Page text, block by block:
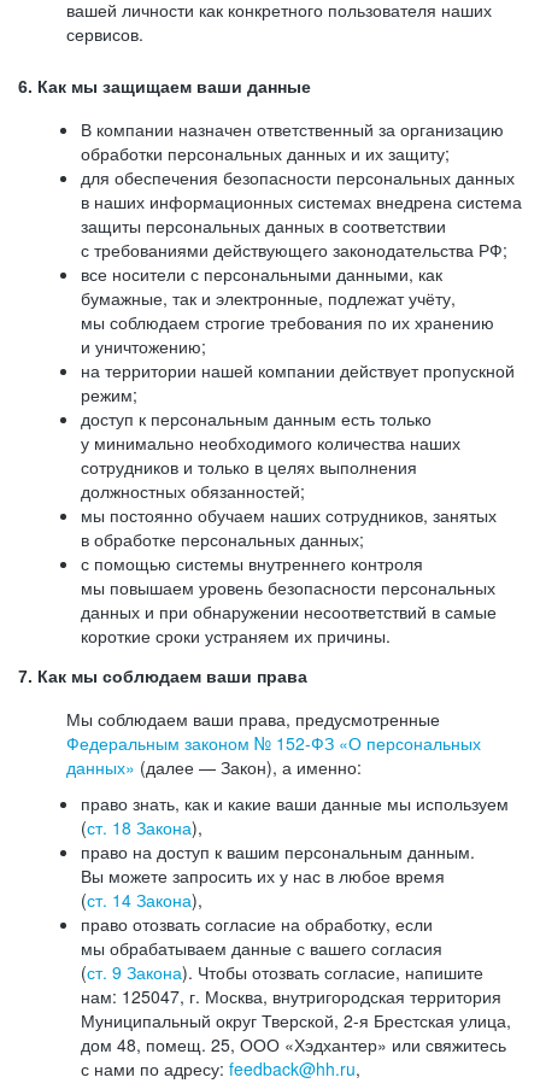
вашей личности как конкретного пользователя наших
сервисов.
6. Как мы защищаем ваши данные
В компании назначен ответственный за организацию
обработки персональных данных и их защиту;
для обеспечения безопасности персональных данных
в наших информационных системах внедрена система
защиты персональных данных в соответствии
с требованиями действующего законодательства РФ;
все носители с персональными данными, как
бумажные, так и электронные, подлежат учёту,
мы соблюдаем строгие требования по их хранению
и уничтожению;
на территории нашей компании действует пропускной
режим;
доступ к персональным данным есть только
у минимально необходимого количества наших
сотрудников и только в целях выполнения
должностных обязанностей;
мы постоянно обучаем наших сотрудников, занятых
в обработке персональных данных;
с помощью системы внутреннего контроля
мы повышаем уровень безопасности персональных
данных и при обнаружении несоответствий в самые
короткие сроки устраняем их причины.
7. Как мы соблюдаем ваши права
Мы соблюдаем ваши права, предусмотренные
Федеральным законом № 152-ФЗ «О персональных
данных» (далее — Закон), а именно:
право знать, как и какие ваши данные мы используем
(ст. 18 Закона),
право на доступ к вашим персональным данным.
Вы можете запросить их у нас в любое время
(ст. 14 Закона),
право отозвать согласие на обработку, если
мы обрабатываем данные с вашего согласия
(ст. 9 Закона). Чтобы отозвать согласие, напишите
нам: 125047, г. Москва, внутригородская территория
Муниципальный округ Тверской, 2-я Брестская улица,
дом 48, помещ. 25, ООО «Хэдхантер» или свяжитесь
с нами по адресу: feedback@hh.ru,